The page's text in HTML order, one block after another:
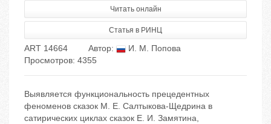
Читать онлайн
Статья в РИНЦ
ART 14664 Автор:
И. М. Попова
Просмотров: 4355
Выявляется функциональность прецедентных
феноменов сказок М. Е. Салтыкова-Щедрина в
сатирических циклах сказок Е. И. Замятина,